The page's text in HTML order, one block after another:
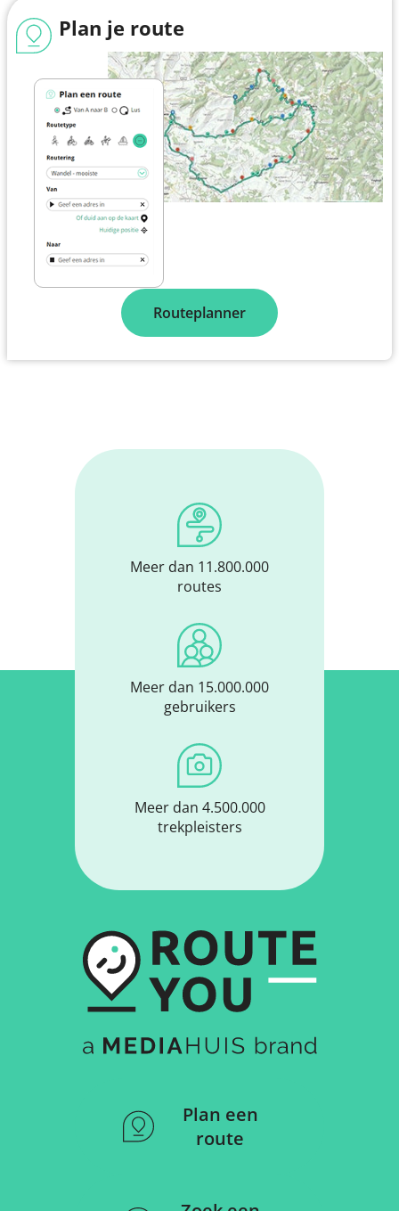
Plan je route
Routeplanner
Meer dan 11.800.000
routes
Meer dan 15.000.000
gebruikers
Meer dan 4.500.000
trekpleisters
Plan een
route